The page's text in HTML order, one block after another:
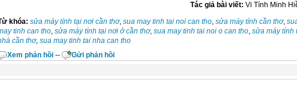
Tác giả bài viết: Vi Tính Minh
khóa: sửa máy tính tại nơi cần thơ, sua may tinh tai noi can tho, sửa máy tính cần thơ,
tinh can tho, sửa máy tính tại nơi ở cần thơ, sua may tinh tai noi o can tho, sửa máy tính
cần thơ, sua may tinh tai nha can tho
Xem phản hồi -- Gửi phản hồi